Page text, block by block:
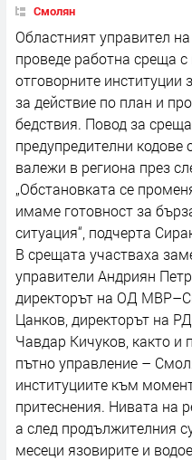
Смолян
Областният управител
проведе работна среща с
отговорните институции
за действие по план и
бедствия. Повод за
предупредителни кодове
валежи в региона през
„Обстановката се
имаме готовност за
ситуация“, подчерта
В срещата участваха
управители Андриян
директорът на ОД
Цанков, директорът на
Чавдар Кичуков, както и
пътно управление –
институциите към
притеснения. Нивата на
а след продължителния
месеци язовирите и